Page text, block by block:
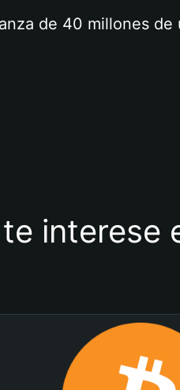
de 40 millones de
interese